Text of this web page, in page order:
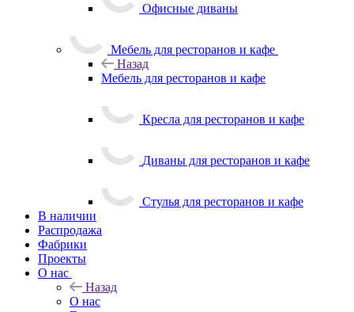
Офисные диваны
Мебель для ресторанов и кафе
Назад
Мебель для ресторанов и кафе
Кресла для ресторанов и кафе
Диваны для ресторанов и кафе
Стулья для ресторанов и кафе
В наличии
Распродажа
Фабрики
Проекты
О нас
Назад
О нас